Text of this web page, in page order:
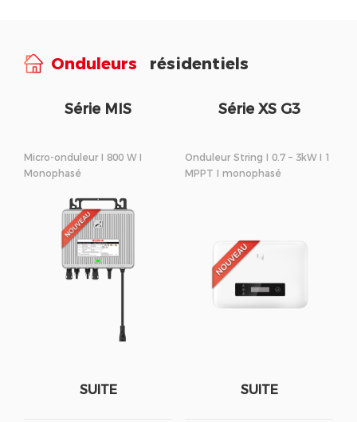
Onduleurs résidentiels
Série MIS
Micro-onduleur I 800 W I
Monophasé
SUITE
Série XS G3
Onduleur String I 0.7 – 3kW I 1
MPPT I monophasé
SUITE